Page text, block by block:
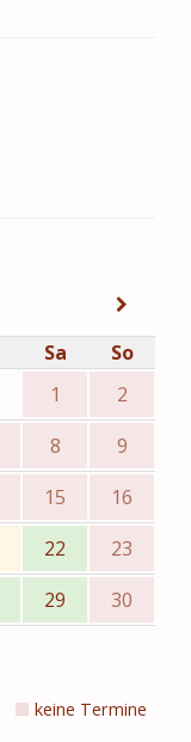
Sa
So
1
2
8
9
15
16
22
23
29
30
keine Termine